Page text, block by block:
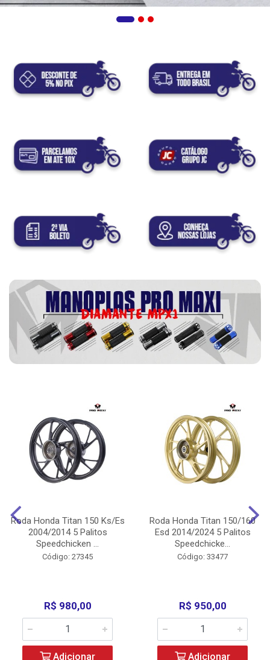
Roda Honda Titan 150 Ks/Es
2004/2014 5 Palitos
Speedchicken ...
Código: 27345
R$ 980,00
Adicionar
Roda Honda Titan 150/160
Esd 2014/2024 5 Palitos
Speedchicke...
Código: 33477
R$ 950,00
Adicionar